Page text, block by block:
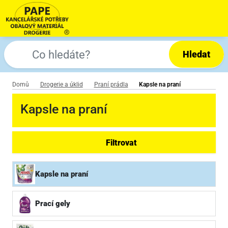
Hledat
Domů Drogerie a úklid Praní prádla Kapsle na praní
Kapsle na praní
Filtrovat
Kapsle na praní
Prací gely